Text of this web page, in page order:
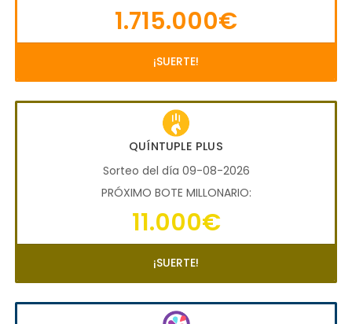
1.715.000€
¡SUERTE!
QUÍNTUPLE PLUS
Sorteo del día 09-08-2026
PRÓXIMO BOTE MILLONARIO:
11.000€
¡SUERTE!